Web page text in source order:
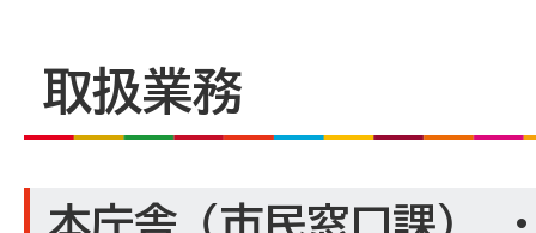
取扱業務
本庁舎（市民窓口課）